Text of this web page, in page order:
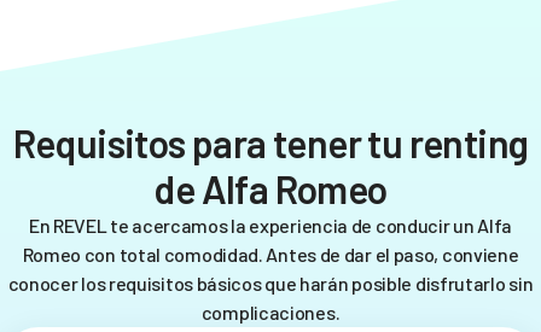
Requisitos para tener tu renting
de Alfa Romeo
En REVEL te acercamos la experiencia de conducir un Alfa
Romeo con total comodidad. Antes de dar el paso, conviene
conocer los requisitos básicos que harán posible disfrutarlo sin
complicaciones.